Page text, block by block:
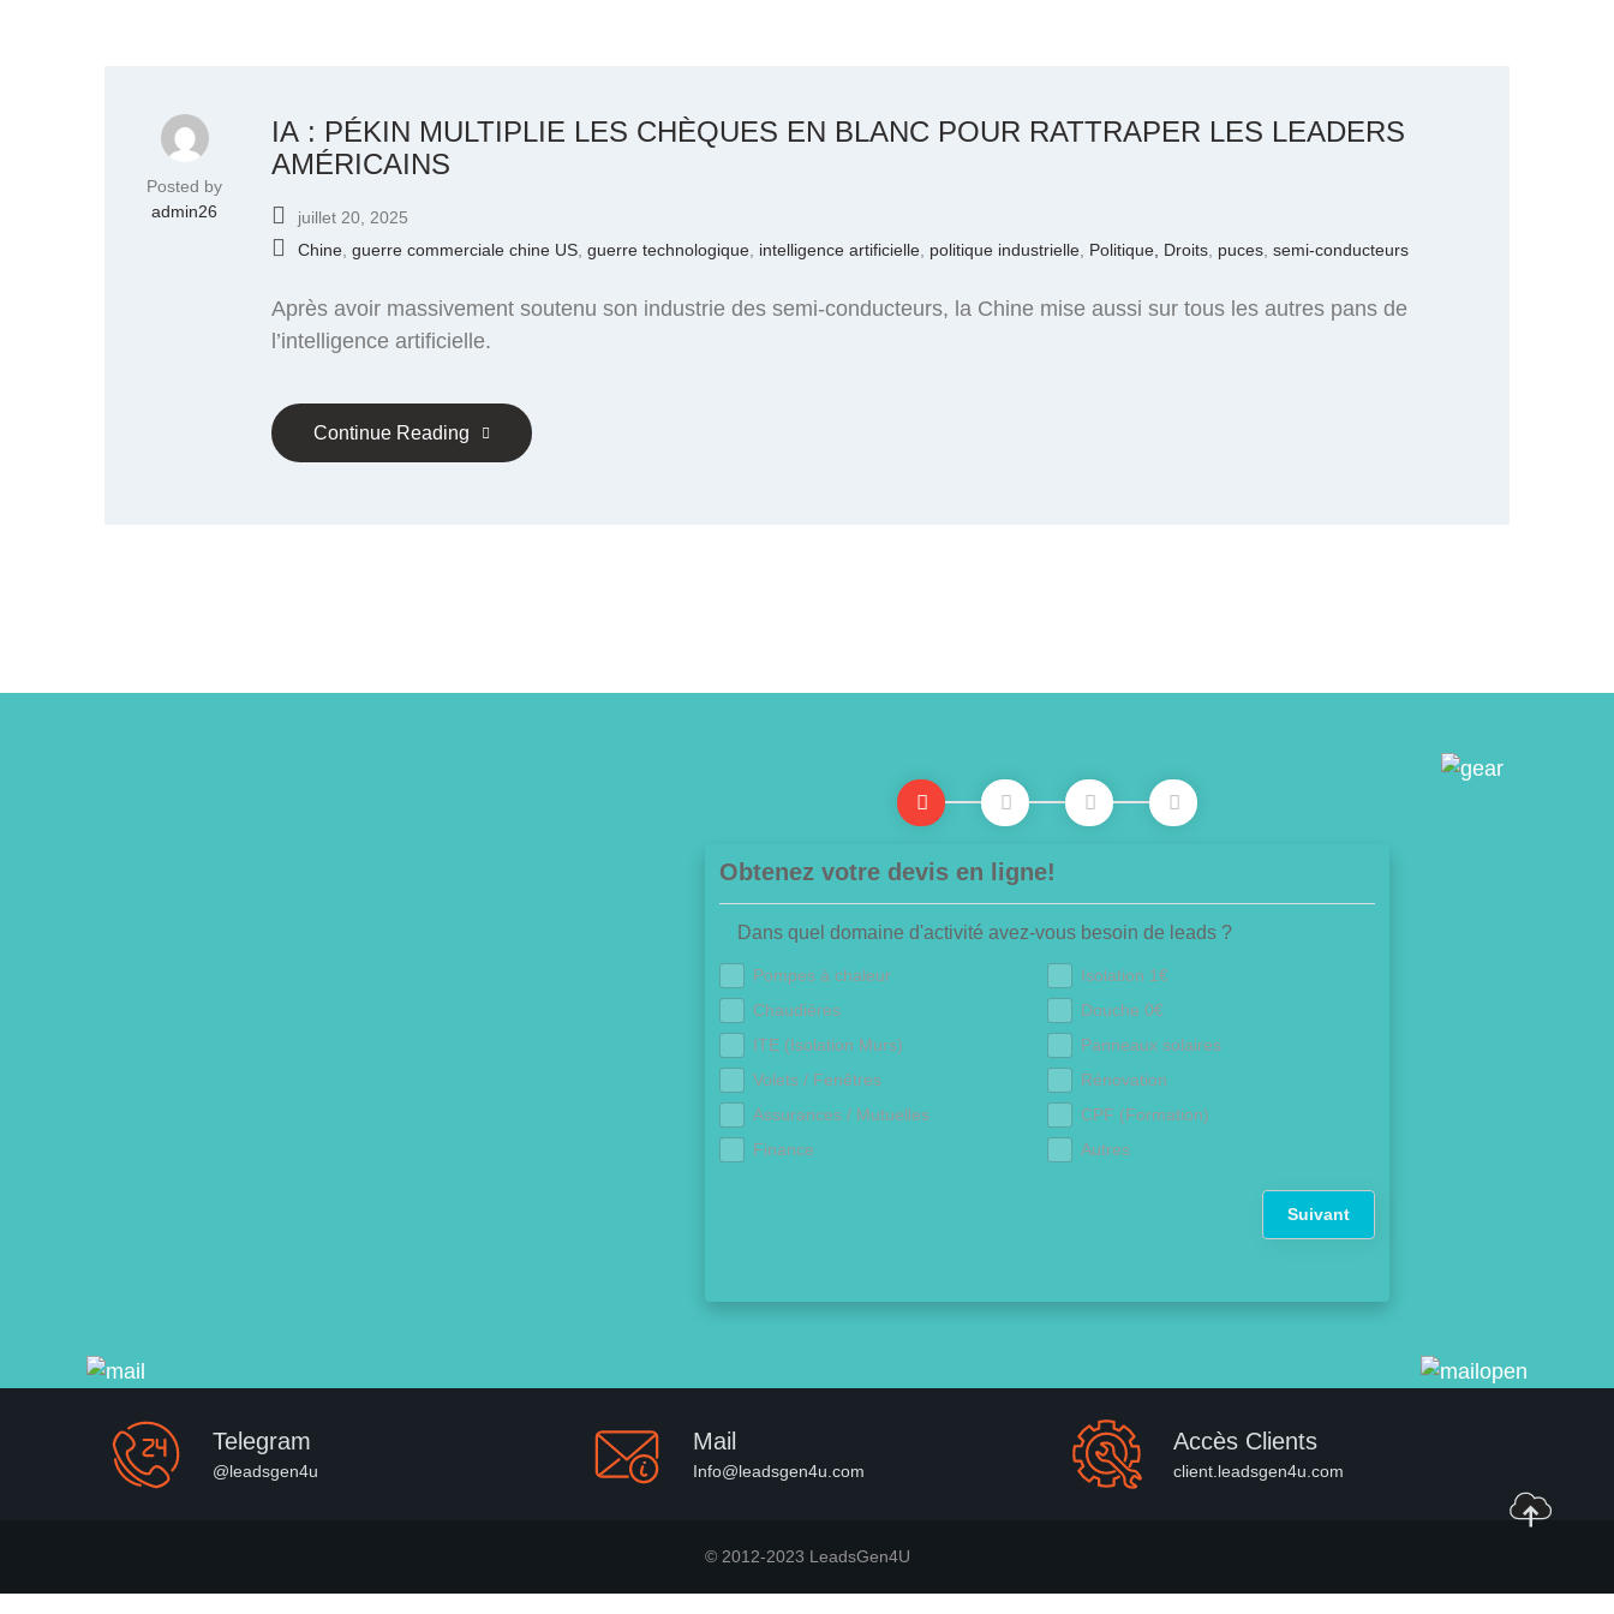
Posted by
admin26
IA : PÉKIN MULTIPLIE LES CHÈQUES EN BLANC POUR RATTRAPER LES LEADERS
AMÉRICAINS
juillet 20, 2025
Chine guerre commerciale chine US guerre technologique intelligence artificielle politique industrielle Politique, Droits puces semi-conducteurs
Après avoir massivement soutenu son industrie des semi-conducteurs, la Chine mise aussi sur tous les autres pans de
l’intelligence artificielle.
Continue Reading
Obtenez votre devis en ligne!
Dans quel domaine d'activité avez-vous besoin de leads ?
Pompes à chaleur
Isolation 1€
Chaudières
Douche 0€
ITE (Isolation Murs)
Panneaux solaires
Volets / Fenêtres
Rénovation
Assurances / Mutuelles
CPF (Formation)
Finance
Autres
Suivant
Telegram
@leadsgen4u
Mail
Info@leadsgen4u.com
Accès Clients
client.leadsgen4u.com
© 2012-2023 LeadsGen4U